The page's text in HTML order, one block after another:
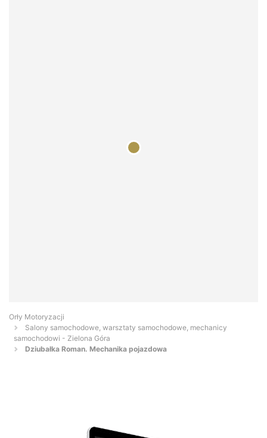
Orły Motoryzacji
Salony samochodowe, warsztaty samochodowe, mechanicy
samochodowi - Zielona Góra
Dziubałka Roman. Mechanika pojazdowa